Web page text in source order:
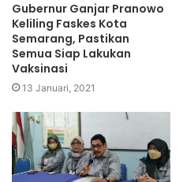
Gubernur Ganjar Pranowo
Keliling Faskes Kota
Semarang, Pastikan
Semua Siap Lakukan
Vaksinasi
13 Januari, 2021